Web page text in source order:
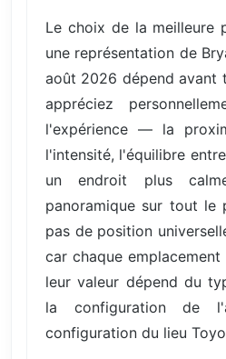
Le choix de la meilleure
une représentation de
août 2026 dépend avant
appréciez
l'expérience — la
l'intensité, l'équilibre
un endroit plus
panoramique sur tout le
pas de position
car chaque
leur valeur dépend du
la configuration de
configuration du lieu